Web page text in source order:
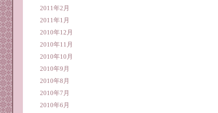
2011年2月
2011年1月
2010年12月
2010年11月
2010年10月
2010年9月
2010年8月
2010年7月
2010年6月